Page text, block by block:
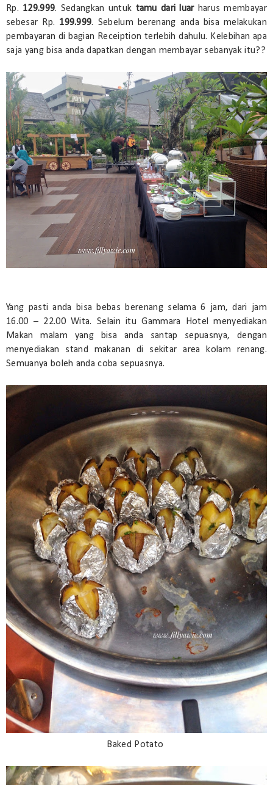
Rp. 129.999. Sedangkan untuk tamu dari luarharus membayar
sebesar Rp. 199.999. Sebelum berenang anda bisa melakukan
pembayaran di bagian Receiption terlebih dahulu. Kelebihan apa
saja yang bisa anda dapatkan dengan membayar sebanyak itu??
Yang pasti anda bisa bebas berenang selama 6 jam, dari jam
16.00 – 22.00 Wita. Selain itu Gammara Hotel menyediakan
Makan malam yang bisa anda santap sepuasnya, dengan
menyediakan stand makanan di sekitar area kolam renang.
Semuanya boleh anda coba sepuasnya.
Baked Potato